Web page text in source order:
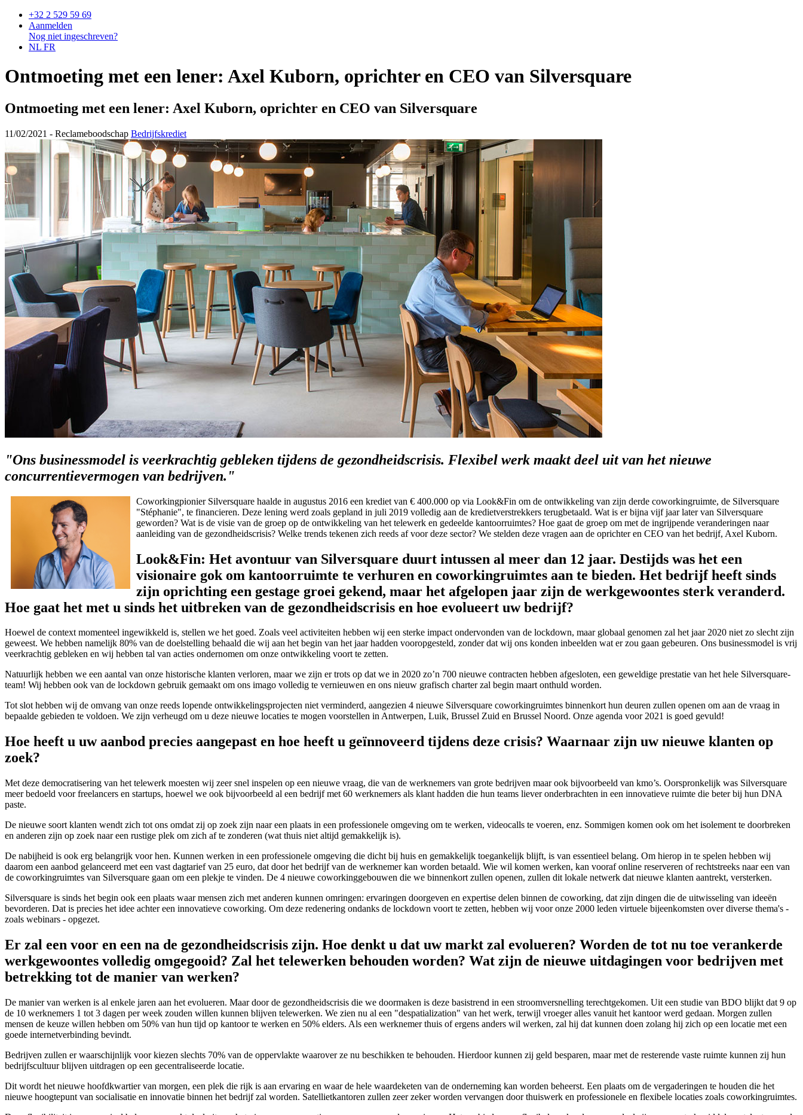
+32 2 529 59 69
Aanmelden
Nog niet ingeschreven?
NL FR
Ontmoeting met een lener: Axel Kuborn, oprichter en CEO van Silversquare
Ontmoeting met een lener: Axel Kuborn, oprichter en CEO van Silversquare
11/02/2021 - Reclameboodschap Bedrijfskrediet
"Ons businessmodel is veerkrachtig gebleken tijdens de gezondheidscrisis. Flexibel werk maakt deel uit van het nieuwe
concurrentievermogen van bedrijven."
Coworkingpionier Silversquare haalde in augustus 2016 een krediet van € 400.000 op via Look&Fin om de ontwikkeling van zijn derde coworkingruimte, de Silversquare
"Stéphanie", te financieren. Deze lening werd zoals gepland in juli 2019 volledig aan de kredietverstrekkers terugbetaald. Wat is er bijna vijf jaar later van Silversquare
geworden? Wat is de visie van de groep op de ontwikkeling van het telewerk en gedeelde kantoorruimtes? Hoe gaat de groep om met de ingrijpende veranderingen naar
aanleiding van de gezondheidscrisis? Welke trends tekenen zich reeds af voor deze sector? We stelden deze vragen aan de oprichter en CEO van het bedrijf, Axel Kuborn.
Look&Fin: Het avontuur van Silversquare duurt intussen al meer dan 12 jaar. Destijds was het een
visionaire gok om kantoorruimte te verhuren en coworkingruimtes aan te bieden. Het bedrijf heeft sinds
zijn oprichting een gestage groei gekend, maar het afgelopen jaar zijn de werkgewoontes sterk veranderd.
Hoe gaat het met u sinds het uitbreken van de gezondheidscrisis en hoe evolueert uw bedrijf?
Hoewel de context momenteel ingewikkeld is, stellen we het goed. Zoals veel activiteiten hebben wij een sterke impact ondervonden van de lockdown, maar globaal genomen zal het jaar 2020 niet zo slecht zijn
geweest. We hebben namelijk 80% van de doelstelling behaald die wij aan het begin van het jaar hadden vooropgesteld, zonder dat wij ons konden inbeelden wat er zou gaan gebeuren. Ons businessmodel is vrij
veerkrachtig gebleken en wij hebben tal van acties ondernomen om onze ontwikkeling voort te zetten.
Natuurlijk hebben we een aantal van onze historische klanten verloren, maar we zijn er trots op dat we in 2020 zo’n 700 nieuwe contracten hebben afgesloten, een geweldige prestatie van het hele Silversquare-
team! Wij hebben ook van de lockdown gebruik gemaakt om ons imago volledig te vernieuwen en ons nieuw grafisch charter zal begin maart onthuld worden.
Tot slot hebben wij de omvang van onze reeds lopende ontwikkelingsprojecten niet verminderd, aangezien 4 nieuwe Silversquare coworkingruimtes binnenkort hun deuren zullen openen om aan de vraag in
bepaalde gebieden te voldoen. We zijn verheugd om u deze nieuwe locaties te mogen voorstellen in Antwerpen, Luik, Brussel Zuid en Brussel Noord. Onze agenda voor 2021 is goed gevuld!
Hoe heeft u uw aanbod precies aangepast en hoe heeft u geïnnoveerd tijdens deze crisis? Waarnaar zijn uw nieuwe klanten op
zoek?
Met deze democratisering van het telewerk moesten wij zeer snel inspelen op een nieuwe vraag, die van de werknemers van grote bedrijven maar ook bijvoorbeeld van kmo’s. Oorspronkelijk was Silversquare
meer bedoeld voor freelancers en startups, hoewel we ook bijvoorbeeld al een bedrijf met 60 werknemers als klant hadden die hun teams liever onderbrachten in een innovatieve ruimte die beter bij hun DNA
paste.
De nieuwe soort klanten wendt zich tot ons omdat zij op zoek zijn naar een plaats in een professionele omgeving om te werken, videocalls te voeren, enz. Sommigen komen ook om het isolement te doorbreken
en anderen zijn op zoek naar een rustige plek om zich af te zonderen (wat thuis niet altijd gemakkelijk is).
De nabijheid is ook erg belangrijk voor hen. Kunnen werken in een professionele omgeving die dicht bij huis en gemakkelijk toegankelijk blijft, is van essentieel belang. Om hierop in te spelen hebben wij
daarom een aanbod gelanceerd met een vast dagtarief van 25 euro, dat door het bedrijf van de werknemer kan worden betaald. Wie wil komen werken, kan vooraf online reserveren of rechtstreeks naar een van
de coworkingruimtes van Silversquare gaan om een plekje te vinden. De 4 nieuwe coworkinggebouwen die we binnenkort zullen openen, zullen dit lokale netwerk dat nieuwe klanten aantrekt, versterken.
Silversquare is sinds het begin ook een plaats waar mensen zich met anderen kunnen omringen: ervaringen doorgeven en expertise delen binnen de coworking, dat zijn dingen die de uitwisseling van ideeën
bevorderen. Dat is precies het idee achter een innovatieve coworking. Om deze redenering ondanks de lockdown voort te zetten, hebben wij voor onze 2000 leden virtuele bijeenkomsten over diverse thema's -
zoals webinars - opgezet.
Er zal een voor en een na de gezondheidscrisis zijn. Hoe denkt u dat uw markt zal evolueren? Worden de tot nu toe verankerde
werkgewoontes volledig omgegooid? Zal het telewerken behouden worden? Wat zijn de nieuwe uitdagingen voor bedrijven met
betrekking tot de manier van werken?
De manier van werken is al enkele jaren aan het evolueren. Maar door de gezondheidscrisis die we doormaken is deze basistrend in een stroomversnelling terechtgekomen. Uit een studie van BDO blijkt dat 9 op
de 10 werknemers 1 tot 3 dagen per week zouden willen kunnen blijven telewerken. We zien nu al een "despatialization" van het werk, terwijl vroeger alles vanuit het kantoor werd gedaan. Morgen zullen
mensen de keuze willen hebben om 50% van hun tijd op kantoor te werken en 50% elders. Als een werknemer thuis of ergens anders wil werken, zal hij dat kunnen doen zolang hij zich op een locatie met een
goede internetverbinding bevindt.
Bedrijven zullen er waarschijnlijk voor kiezen slechts 70% van de oppervlakte waarover ze nu beschikken te behouden. Hierdoor kunnen zij geld besparen, maar met de resterende vaste ruimte kunnen zij hun
bedrijfscultuur blijven uitdragen op een gecentraliseerde locatie.
Dit wordt het nieuwe hoofdkwartier van morgen, een plek die rijk is aan ervaring en waar de hele waardeketen van de onderneming kan worden beheerst. Een plaats om de vergaderingen te houden die het
nieuwe hoogtepunt van socialisatie en innovatie binnen het bedrijf zal worden. Satellietkantoren zullen zeer zeker worden vervangen door thuiswerk en professionele en flexibele locaties zoals coworkingruimtes.